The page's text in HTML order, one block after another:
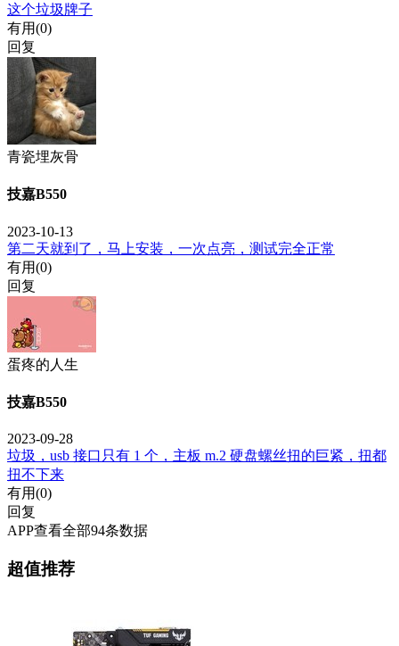
这个垃圾牌子
有用(0)
回复
青瓷埋灰骨
技嘉B550
2023-10-13
第二天就到了，马上安装，一次点亮，测试完全正常
有用(0)
回复
蛋疼的人生
技嘉B550
2023-09-28
垃圾，usb 接口只有 1 个，主板 m.2 硬盘螺丝扭的巨紧，扭都
扭不下来
有用(0)
回复
APP查看全部94条数据
超值推荐